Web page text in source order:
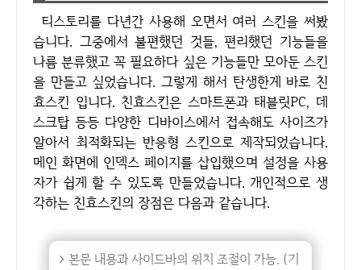
티스토리를 다년간 사용해 오면서 여러 스킨을 써봤
습니다. 그중에서 불편했던 것들, 편리했던 기능들을
나름 분류했고 꼭 필요하다 싶은 기능들만 모아둔 스킨
을 만들고 싶었습니다. 그렇게 해서 탄생한게 바로 친
효스킨 입니다. 친효스킨은 스마트폰과 태블릿PC, 데
스크탑 등등 다양한 디바이스에서 접속해도 사이즈가
알아서 최적화되는 반응형 스킨으로 제작되었습니다.
메인 화면에 인덱스 페이지를 삽입했으며 설정을 사용
자가 쉽게 할 수 있도록 만들었습니다. 개인적으로 생
각하는 친효스킨의 장점은 다음과 같습니다.
본문 내용과 사이드바의 위치 조절이 가능. (기